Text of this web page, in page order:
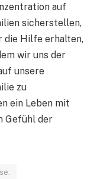
auf
sicherstellen,
die Hilfe erhalten,
wir uns der
unsere
zu
ein Leben mit
Gefühl der